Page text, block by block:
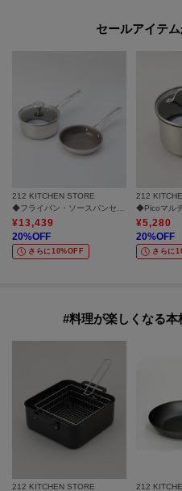
セールアイテ
212 KITCHEN STORE
◆フライパン・ソースパンセット16cm ＜CORELLE コレール＞
¥13,439
20%OFF
さらに10%OFF
212
¥5,280
20%OFF
さらに
#料理が楽しくなる
212 KITCHEN STORE
212